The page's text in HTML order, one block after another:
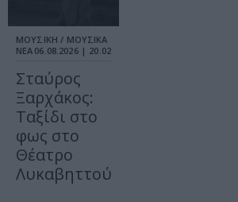
ΜΟΥΣΙΚΗ / ΜΟΥΣΙΚΑ
ΝΕΑ 06.08.2026 | 20.02
Σταύρος
Ξαρχάκος:
Ταξίδι στο
φως στο
Θέατρο
Λυκαβηττού